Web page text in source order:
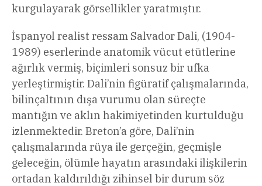
kurgulayarak görsellikler yaratmıştır.
İspanyol realist ressam Salvador Dali, (1904-
1989) eserlerinde anatomik vücut etütlerine
ağırlık vermiş, biçimleri sonsuz bir ufka
yerleştirmiştir. Dali’nin figüratif çalışmalarında,
bilinçaltının dışa vurumu olan süreçte
mantığın ve aklın hakimiyetinden kurtulduğu
izlenmektedir. Breton’a göre, Dali’nin
çalışmalarında rüya ile gerçeğin, geçmişle
geleceğin, ölümle hayatın arasındaki ilişkilerin
ortadan kaldırıldığı zihinsel bir durum söz